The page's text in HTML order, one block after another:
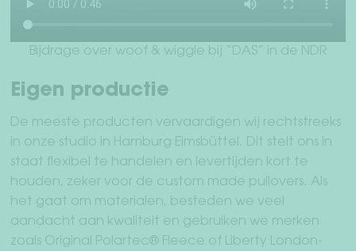
Bijdrage over woof & wiggle bij “DAS” in de NDR
Eigen productie
De meeste producten vervaardigen wij rechtstreeks
in onze studio in Hamburg Eimsbüttel. Dit stelt ons in
staat flexibel te handelen en levertijden kort te
houden, zeker voor de custom made pullovers. Als
het gaat om materialen, besteden we veel
aandacht aan kwaliteit en gebruiken we merken
zoals Original Polartec® Fleece of Liberty London-